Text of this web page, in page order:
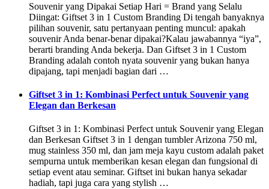
Souvenir yang Dipakai Setiap Hari = Brand yang Selalu
Diingat: Giftset 3 in 1 Custom Branding Di tengah banyaknya
pilihan souvenir, satu pertanyaan penting muncul: apakah
souvenir Anda benar-benar dipakai?Kalau jawabannya “iya”,
berarti branding Anda bekerja. Dan Giftset 3 in 1 Custom
Branding adalah contoh nyata souvenir yang bukan hanya
dipajang, tapi menjadi bagian dari …
Giftset 3 in 1: Kombinasi Perfect untuk Souvenir yang
Elegan dan Berkesan
Giftset 3 in 1: Kombinasi Perfect untuk Souvenir yang Elegan
dan Berkesan Giftset 3 in 1 dengan tumbler Arizona 750 ml,
mug stainless 350 ml, dan jam meja kayu custom adalah paket
sempurna untuk memberikan kesan elegan dan fungsional di
setiap event atau seminar. Giftset ini bukan hanya sekadar
hadiah, tapi juga cara yang stylish …